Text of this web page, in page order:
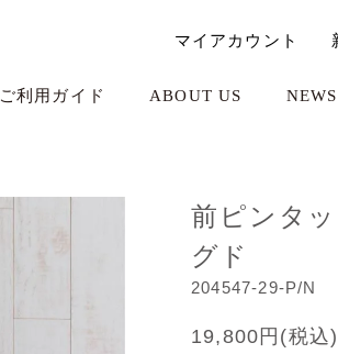
ご利用ガイド ABOUT US NEWS
マイアカウント
前ピンタ
グド
204547-29-P/N
19,800円(税込)